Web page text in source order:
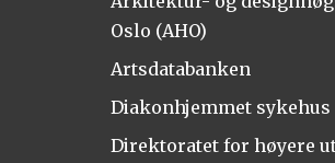
Oslo (AHO)
Artsdatabanken
Diakonhjemmet sykehus
Direktoratet for høyere